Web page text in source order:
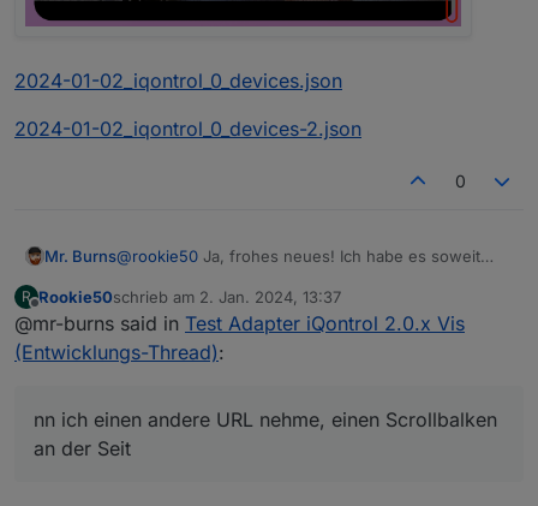
2024-01-02_iqontrol_0_devices.json
2024-01-02_iqontrol_0_devices-2.json
0
Mr. Burns@rookie50 Ja, frohes neues! Ich habe es soweit
Verzögerung von 20s ist auf ein oder zwei
Sekunden zurückgegangen. Damit kann man
arbeiten.
Ich habe jetzt wieder eine sichtbare Kachel.
Bekommt man die wieder weg? Fand es ganz nett
mit dem randlosem Design. Außerdem habe ich
oben rechts ein "RTC" Label oder wenn ich einen
Seite...
R
Offline
Rookie50schrieb am 2. Jan. 2024, 13:37
zuletzt editiert von
@mr-burns said in Test Adapter iQontrol 2.0.x Vis
(Entwicklungs-Thread):
nn ich einen andere URL nehme, einen Scrollbalken
an der Seit